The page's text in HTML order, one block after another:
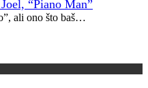
“Piano Man”
ali ono što baš…